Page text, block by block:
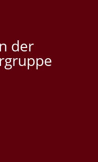
der